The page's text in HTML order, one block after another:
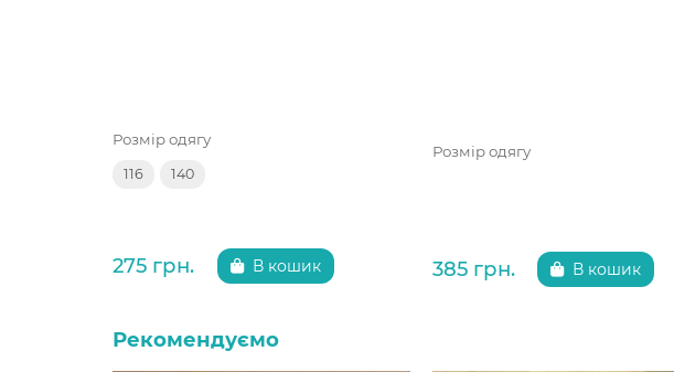
Розмір одягу
116 140
275 грн. В кошик
Розмір одягу
385 грн. В кошик
Рекомендуємо